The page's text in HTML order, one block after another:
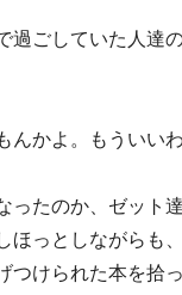
ごしていた人達
んかよ。もういいわ
たのか、ゼット
ほっとしながらも
つけられた本を拾